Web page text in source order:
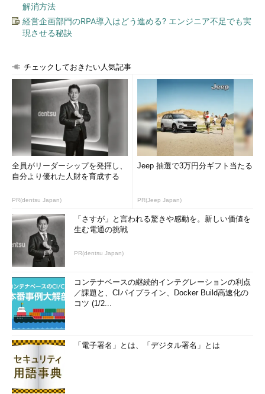
解消方法
経営企画部門のRPA導入はどう進める? エンジニア不足でも実
現させる秘訣
チェックしておきたい人気記事
全員がリーダーシップを発揮し、
自分より優れた人財を育成する
PR(dentsu Japan)
Jeep 抽選で3万円分ギフト当たる
PR(Jeep Japan)
「さすが」と言われる驚きや感動を。新しい価値を
生む電通の挑戦
PR(dentsu Japan)
コンテナベースの継続的インテグレーションの利点
／課題と、CIパイプライン、Docker Build高速化の
コツ (1/2...
「電子署名」とは、「デジタル署名」とは